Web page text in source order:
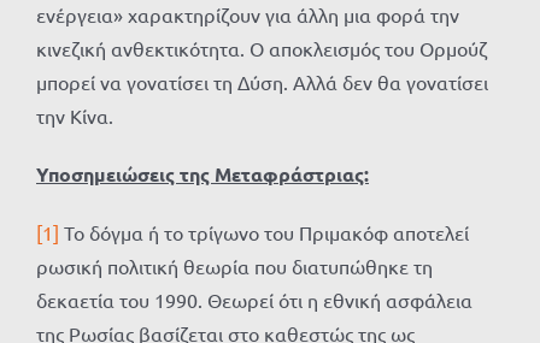
ενέργεια» χαρακτηρίζουν για άλλη μια φορά την
κινεζική ανθεκτικότητα. Ο αποκλεισμός του Ορμούζ
μπορεί να γονατίσει τη Δύση. Αλλά δεν θα γονατίσει
την Κίνα.
Υποσημειώσεις της Μεταφράστριας:
[1] Το δόγμα ή το τρίγωνο του Πριμακόφ αποτελεί
ρωσική πολιτική θεωρία που διατυπώθηκε τη
δεκαετία του 1990. Θεωρεί ότι η εθνική ασφάλεια
της Ρωσίας βασίζεται στο καθεστώς της ως